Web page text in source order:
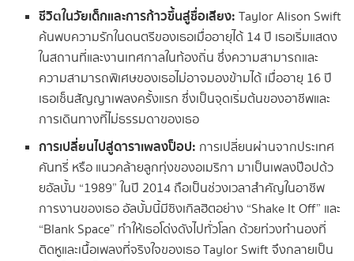
ชีวิตในวัยเด็กและการก้าวขึ้นสู่ชื่อเสียง: Taylor Alison Swift
ค้นพบความรักในดนตรีของเธอเมื่ออายุได้ 14 ปี เธอเริ่มแสดง
ในสถานที่และงานเทศกาลในท้องถิ่น ซึ่งความสามารถและ
ความสามารถพิเศษของเธอไม่อาจมองข้ามได้ เมื่ออายุ 16 ปี
เธอเซ็นสัญญาเพลงครั้งแรก ซึ่งเป็นจุดเริ่มต้นของอาชีพและ
การเดินทางที่ไม่ธรรมดาของเธอ
การเปลี่ยนไปสู่ดาราเพลงป็อป: การเปลี่ยนผ่านจากประเทศ
คันทรี่ หรือ แนวคล้ายลูกทุ่งของอเมริกา มาเป็นเพลงป๊อปด้ว
ยอัลบั้ม “1989” ในปี 2014 ถือเป็นช่วงเวลาสำคัญในอาชีพ
การงานของเธอ อัลบั้มนี้มีซิงเกิลฮิตอย่าง “Shake It Off” และ
“Blank Space” ทำให้เธอโด่งดังไปทั่วโลก ด้วยท่วงทำนองที่
ติดหูและเนื้อเพลงที่จริงใจของเธอ Taylor Swift จึงกลายเป็น